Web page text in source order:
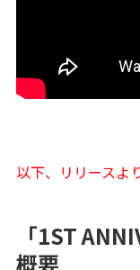
以下、リリースよ
「1ST
概要